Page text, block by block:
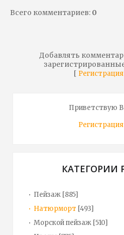
Всего комментариев: 0
Добавлять
[ Регистрация
Приветствую
Регистрация
КАТЕГОРИИ
Пейзаж [885]
Натюрморт [493]
Морской пейзаж [510]